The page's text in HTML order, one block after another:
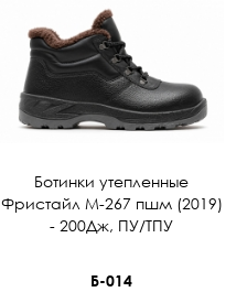
Ботинки утепленные
Фристайл М-267 пшм (2019)
- 200Дж, ПУ/ТПУ
Б-014